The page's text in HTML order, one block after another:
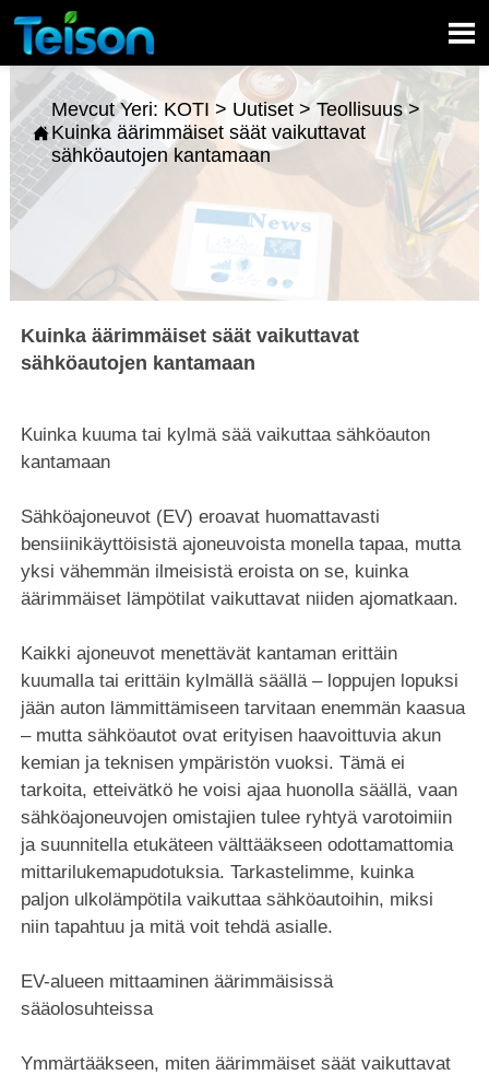


Mevcut Yeri: KOTI > Uutiset> Teollisuus>
Kuinka äärimmäiset säät vaikuttavat
sähköautojen kantamaan
Kuinka äärimmäiset säät vaikuttavat
sähköautojen kantamaan
Kuinka kuuma tai kylmä sää vaikuttaa sähköauton
kantamaan
Sähköajoneuvot (EV) eroavat huomattavasti
bensiinikäyttöisistä ajoneuvoista monella tapaa, mutta
yksi vähemmän ilmeisistä eroista on se, kuinka
äärimmäiset lämpötilat vaikuttavat niiden ajomatkaan.
Kaikki ajoneuvot menettävät kantaman erittäin
kuumalla tai erittäin kylmällä säällä – loppujen lopuksi
jään auton lämmittämiseen tarvitaan enemmän kaasua
– mutta sähköautot ovat erityisen haavoittuvia akun
kemian ja teknisen ympäristön vuoksi. Tämä ei
tarkoita, etteivätkö he voisi ajaa huonolla säällä, vaan
sähköajoneuvojen omistajien tulee ryhtyä varotoimiin
ja suunnitella etukäteen välttääkseen odottamattomia
mittarilukemapudotuksia. Tarkastelimme, kuinka
paljon ulkolämpötila vaikuttaa sähköautoihin, miksi
niin tapahtuu ja mitä voit tehdä asialle.
EV-alueen mittaaminen äärimmäisissä
sääolosuhteissa
Ymmärtääkseen, miten äärimmäiset säät vaikuttavat